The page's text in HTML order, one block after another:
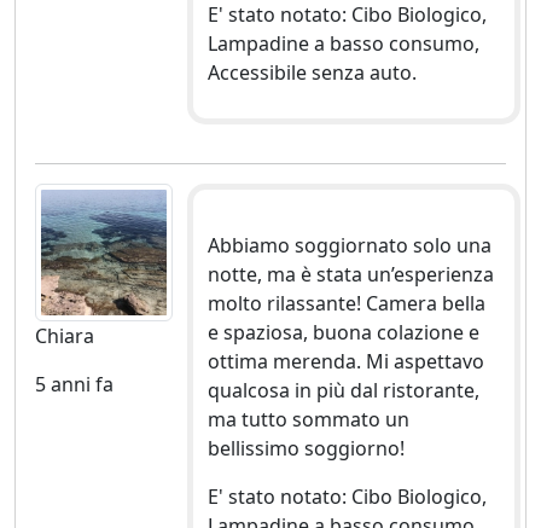
E' stato notato: Cibo Biologico,
Lampadine a basso consumo,
Accessibile senza auto.
Chiara
5 anni fa
Abbiamo soggiornato solo una
notte, ma è stata un’esperienza
molto rilassante! Camera bella
e spaziosa, buona colazione e
ottima merenda. Mi aspettavo
qualcosa in più dal ristorante,
ma tutto sommato un
bellissimo soggiorno!
E' stato notato: Cibo Biologico,